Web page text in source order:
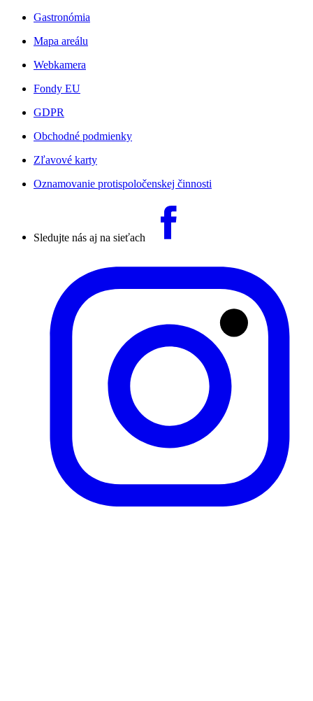
Gastronómia
Mapa areálu
Webkamera
Fondy EU
GDPR
Obchodné podmienky
Zľavové karty
Oznamovanie protispoločenskej činnosti
Sledujte nás aj na sieťach